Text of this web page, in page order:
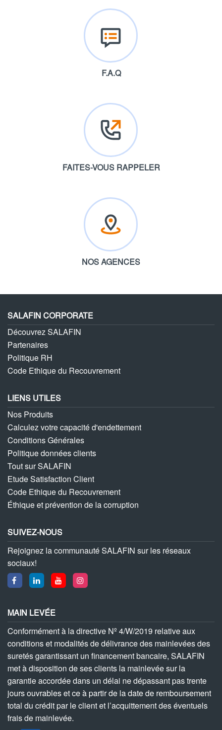
F.A.Q
FAITES-VOUS RAPPELER
NOS AGENCES
SALAFIN CORPORATE
Découvrez SALAFIN
Partenaires
Politique RH
Code Ethique du Recouvrement
LIENS UTILES
Nos Produits
Calculez votre capacité d'endettement
Conditions Générales
Politique données clients
Tout sur SALAFIN
Etude Satisfaction Client
Code Ethique du Recouvrement
Éthique et prévention de la corruption
SUIVEZ-NOUS
Rejoignez la communauté SALAFIN sur les réseaux
sociaux!
MAIN LEVÉE
Conformément à la directive Nº 4/W/2019 relative aux
conditions et modalités de délivrance des mainlevées des
suretés garantissant un financement bancaire, SALAFIN
met à disposition de ses clients la mainlevée sur la
garantie accordée dans un délai ne dépassant pas trente
jours ouvrables et ce à partir de la date de remboursement
total du crédit par le client et l’acquittement des éventuels
frais de mainlevée.